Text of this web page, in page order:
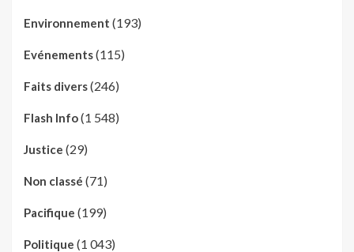
Environnement (193)
Evénements(115)
Faits divers(246)
Flash Info(1 548)
Justice (29)
Non classé (71)
Pacifique (199)
Politique (1 043)